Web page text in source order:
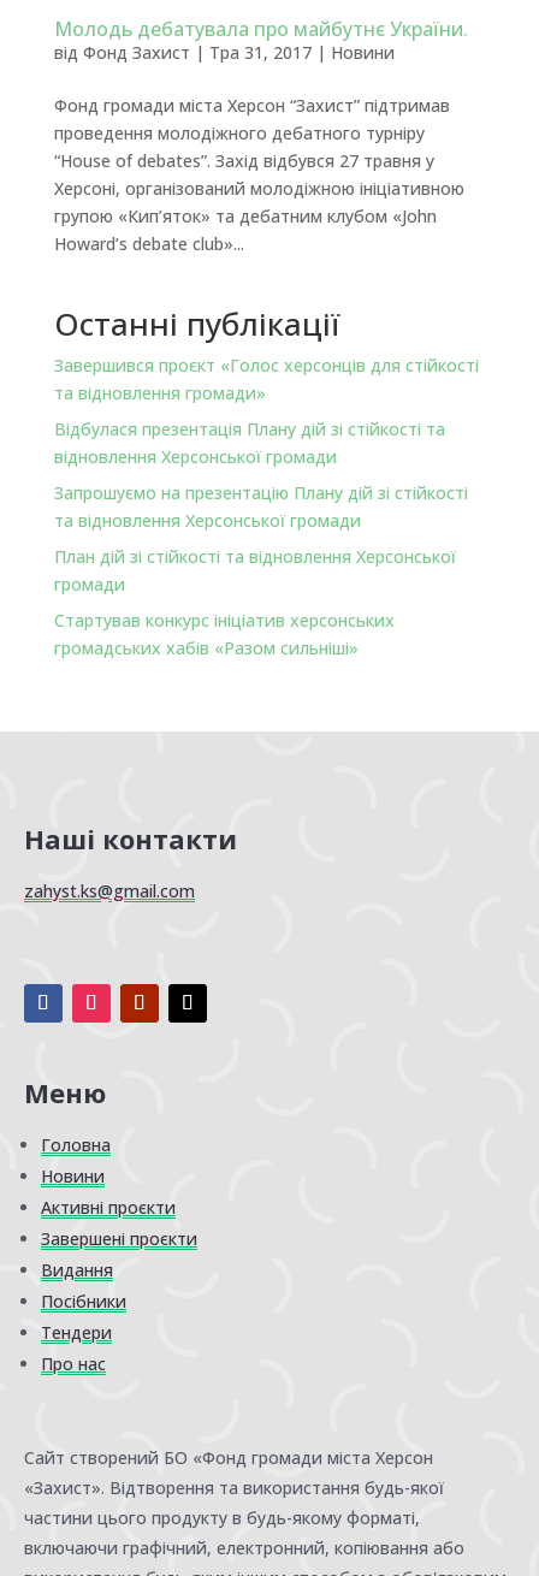
Молодь дебатувала про майбутнє України.
від Фонд Захист | Тра 31, 2017| Новини
Фонд громади міста Херсон “Захист” підтримав
проведення молодіжного дебатного турніру
“House of debates”. Захід відбувся 27 травня у
Херсоні, організований молодіжною ініціативною
групою «Кип’яток» та дебатним клубом «John
Howard’s debate club»...
Останні публікації
Завершився проєкт «Голос херсонців для стійкості
та відновлення громади»
Відбулася презентація Плану дій зі стійкості та
відновлення Херсонської громади
Запрошуємо на презентацію Плану дій зі стійкості
та відновлення Херсонської громади
План дій зі стійкості та відновлення Херсонської
громади
Стартував конкурс ініціатив херсонських
громадських хабів «Разом сильніші»
Наші контакти
zahyst.ks@gmail.com
Меню
Головна
Новини
Активні проєкти
Завершені проєкти
Видання
Посібники
Тендери
Про нас
Сайт створений БО «Фонд громади міста Херсон
«Захист». Відтворення та використання будь-якої
частини цього продукту в будь-якому форматі,
включаючи графічний, електронний, копіювання або